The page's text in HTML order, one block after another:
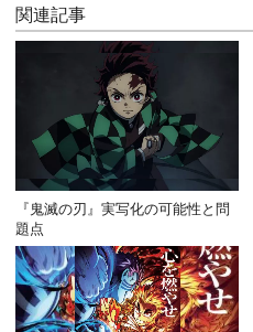
関連記事
『鬼滅の刃』実写化の可能性と問
題点